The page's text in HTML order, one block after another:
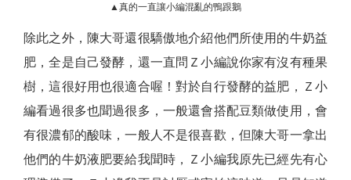
▲真的一直讓小編混亂的鴨跟鵝
除此之外，陳大哥還很驕傲地介紹他們所使用的牛奶益
肥，全是自己發酵，還一直問Ｚ小編說你家有沒有種果
樹，這很好用也很適合喔！對於自行發酵的益肥，Ｚ小
編看過很多也聞過很多，一般還會搭配豆類做使用，會
有很濃郁的酸味，一般人不是很喜歡，但陳大哥一拿出
他們的牛奶液肥要給我聞時，Ｚ小編我原先已經先有心